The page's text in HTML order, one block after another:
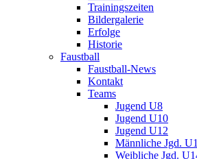
Trainingszeiten
Bildergalerie
Erfolge
Historie
Faustball
Faustball-News
Kontakt
Teams
Jugend U8
Jugend U10
Jugend U12
Männliche Jgd.
Weibliche Jgd.